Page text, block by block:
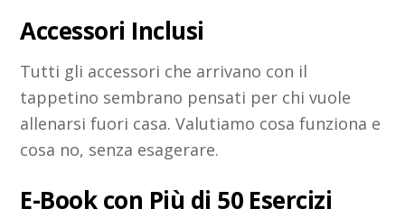
Accessori Inclusi
Tutti gli accessori che arrivano con il
tappetino sembrano pensati per chi vuole
allenarsi fuori casa. Valutiamo cosa funziona e
cosa no, senza esagerare.
E-Book con Più di 50 Esercizi